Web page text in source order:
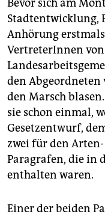
Bevor sich am
Stadtentwicklung,
Anhörung
VertreterInnen
den Abgeordneten
den Marsch
sie schon einmal,
Gesetz­entwurf,
zwei für den
Paragrafen, die in
enthalten waren.
Einer der beiden